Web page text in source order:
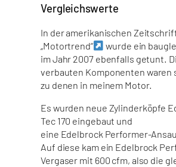
Vergleichswerte
In der amerikanischen
„Motortrend“
wurde ein
im Jahr 2007 ebenfalls getunt.
verbauten Komponenten waren
zu denen in meinem Motor.
Es wurden neue Zylinderköpfe
Tec 170 eingebaut und
eine Edelbrock Performer-
Auf diese kam ein Edelbrock
Vergaser mit 600 cfm, also die